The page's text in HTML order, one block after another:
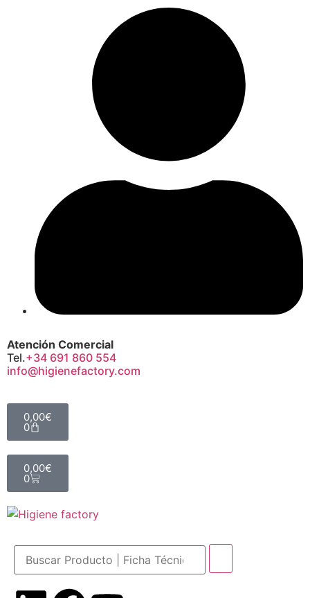
Atención Comercial
Tel.+34 691 860 554
info@higienefactory.com
0,00€
0
0,00€
0